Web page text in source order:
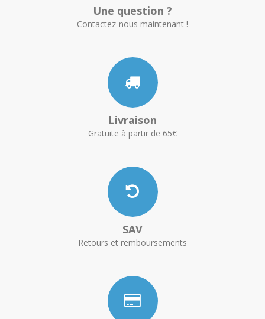
Une question ?
Contactez-nous maintenant !
Livraison
Gratuite à partir de 65€
SAV
Retours et remboursements